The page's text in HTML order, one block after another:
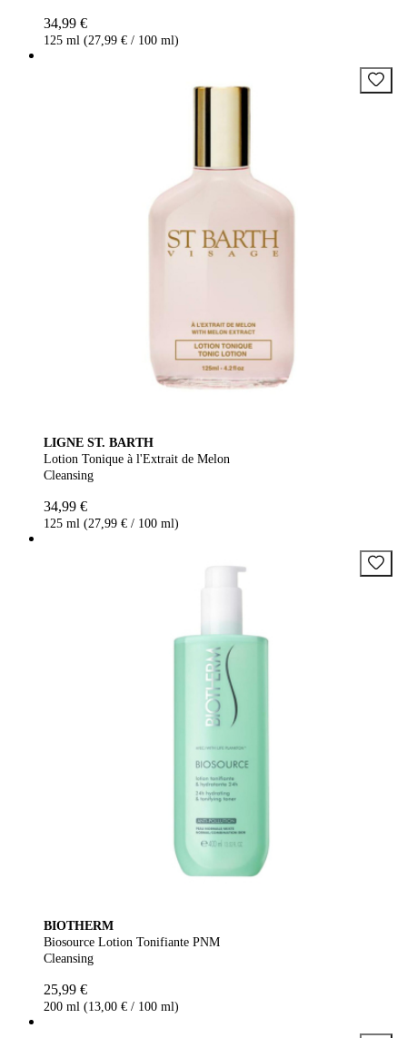
34,99 €
125 ml (27,99 € / 100 ml)
LIGNE ST. BARTH
Lotion Tonique à l'Extrait de Melon
Cleansing
34,99 €
125 ml (27,99 € / 100 ml)
BIOTHERM
Biosource Lotion Tonifiante PNM
Cleansing
25,99 €
200 ml (13,00 € / 100 ml)